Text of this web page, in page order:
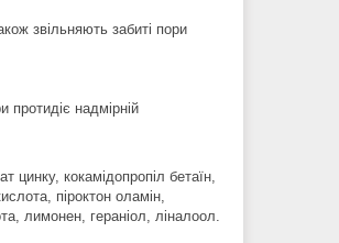
звільняють забиті пори
протидіє надмірній
кокамідопропіл бетаїн,
піроктон оламін,
лимонен, гераніол, ліналоол.